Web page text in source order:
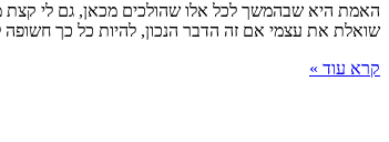
האמת היא שבהמשך לכל אלו שהולכים מכאן, גם לי קצת
שואלת את עצמי אם זה הדבר הנכון, להיות כל כך חשופה
קרא עוד »